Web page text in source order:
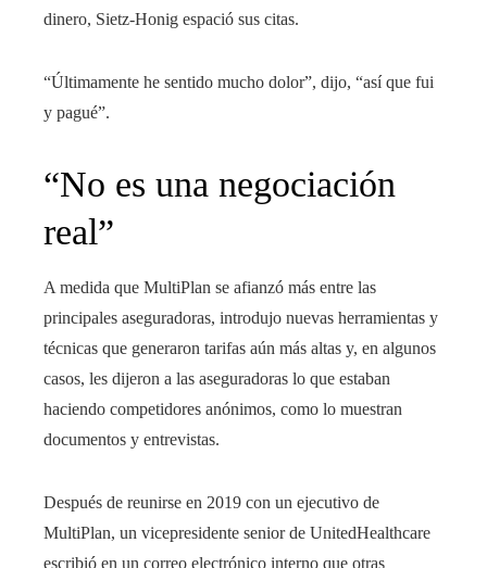
dinero, Sietz-Honig espació sus citas.
“Últimamente he sentido mucho dolor”, dijo, “así que fui
y pagué”.
“No es una negociación
real”
A medida que MultiPlan se afianzó más entre las
principales aseguradoras, introdujo nuevas herramientas y
técnicas que generaron tarifas aún más altas y, en algunos
casos, les dijeron a las aseguradoras lo que estaban
haciendo competidores anónimos, como lo muestran
documentos y entrevistas.
Después de reunirse en 2019 con un ejecutivo de
MultiPlan, un vicepresidente senior de UnitedHealthcare
escribió en un correo electrónico interno que otras